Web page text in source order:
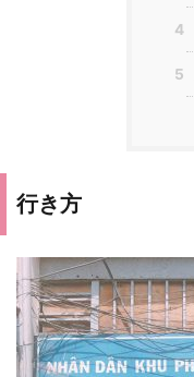
4
5
行き方